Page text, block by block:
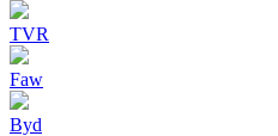
TVR
Faw
Byd